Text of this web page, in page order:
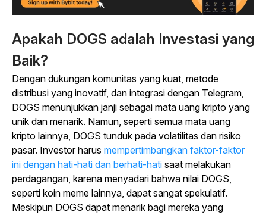
Apakah DOGS adalah Investasi yang
Baik?
Dengan dukungan komunitas yang kuat, metode
distribusi yang inovatif, dan integrasi dengan Telegram,
DOGS menunjukkan janji sebagai mata uang kripto yang
unik dan menarik. Namun, seperti semua mata uang
kripto lainnya, DOGS tunduk pada volatilitas dan risiko
pasar. Investor harus mempertimbangkan faktor-faktor
ini dengan hati-hati dan berhati-hati saat melakukan
perdagangan, karena menyadari bahwa nilai DOGS,
seperti koin meme lainnya, dapat sangat spekulatif.
Meskipun DOGS dapat menarik bagi mereka yang